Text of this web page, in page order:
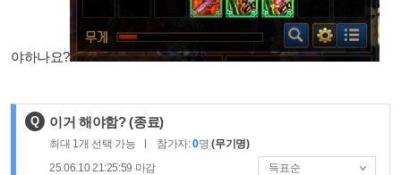
야하나요?
Q
제
목
:
이거 해야함? (종료)
최대 1개 선택 가능 참가자:0명(무기명)
25.06.10 21:25:59 마감